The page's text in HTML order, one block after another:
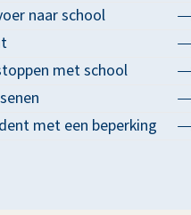
naar school
met school
met een beperking